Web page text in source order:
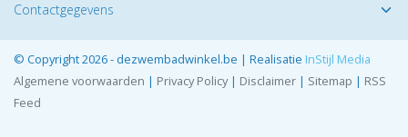
Contactgegevens
© Copyright 2026 - dezwembadwinkel.be | Realisatie InStijl Media
Algemene voorwaarden | Privacy Policy| Disclaimer | Sitemap | RSS
Feed